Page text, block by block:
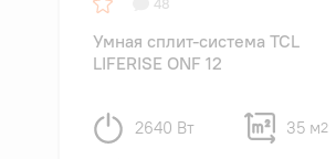
48
Умная сплит-система TCL
LIFERISE ONF 12
2640 Вт 35 м2